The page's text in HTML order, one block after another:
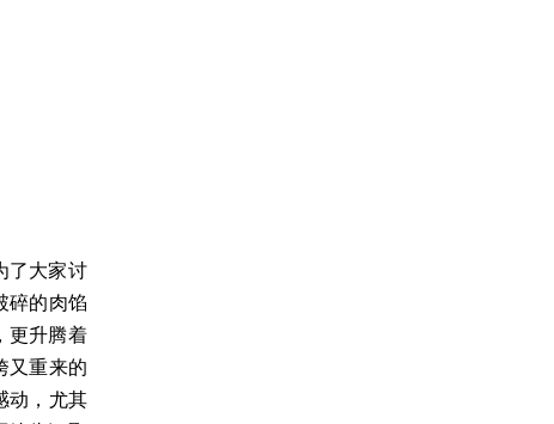
了大家讨
碎的肉馅
更升腾着
又重来的
动，尤其